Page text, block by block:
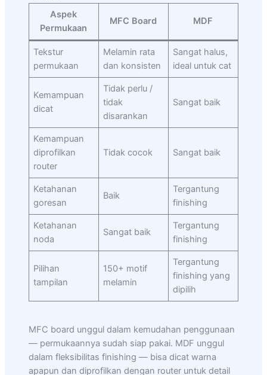
Aspek
Permukaan
MFC Board MDF
Tekstur
permukaan
Melamin rata
dan konsisten
Sangat halus,
ideal untuk cat
Kemampuan
dicat
Tidak perlu /
tidak
disarankan
Sangat baik
Kemampuan
diprofilkan
router
Tidak cocok Sangat baik
Ketahanan
goresan
Baik
Tergantung
finishing
Ketahanan
noda
Sangat baik
Tergantung
finishing
Pilihan
tampilan
150+ motif
melamin
Tergantung
finishing yang
dipilih
MFC board unggul dalam kemudahan penggunaan
— permukaannya sudah siap pakai. MDF unggul
dalam fleksibilitas finishing — bisa dicat warna
apapun dan diprofilkan dengan router untuk detail